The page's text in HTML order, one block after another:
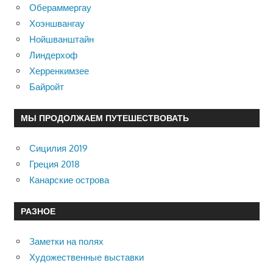
Обераммергау
Хоэншвангау
Нойшванштайн
Линдерхоф
Херренкимзее
Байройт
МЫ ПРОДОЛЖАЕМ ПУТЕШЕСТВОВАТЬ
Сицилия 2019
Греция 2018
Канарские острова
РАЗНОЕ
Заметки на полях
Художественные выставки